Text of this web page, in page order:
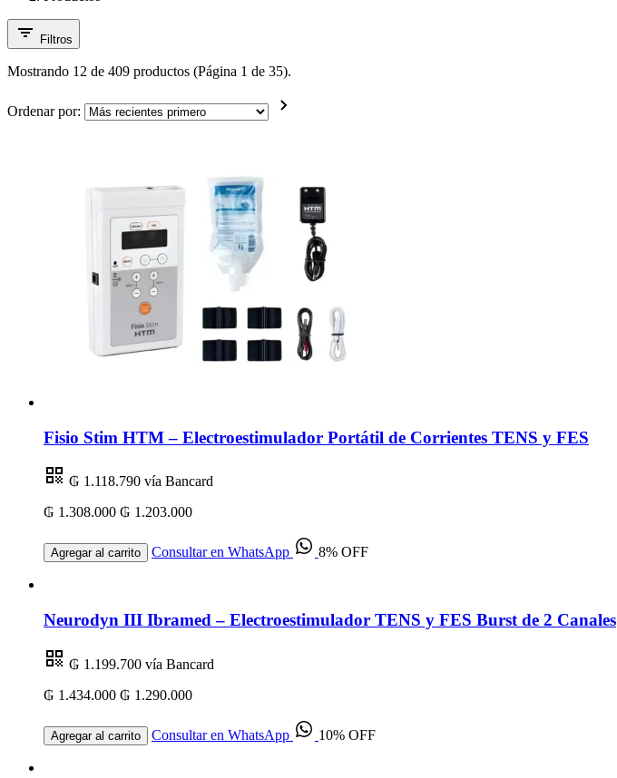
Filtros
Mostrando 12 de 409 productos (Página 1 de 35).
Ordenar por:
Fisio Stim HTM – Electroestimulador Portátil de Corrientes TENS y FES
₲ 1.118.790 vía Bancard
₲ 1.308.000 ₲ 1.203.000
Agregar al carrito Consultar en WhatsApp 8% OFF
Neurodyn III Ibramed – Electroestimulador TENS y FES Burst de 2 Canales
₲ 1.199.700 vía Bancard
₲ 1.434.000 ₲ 1.290.000
Agregar al carrito Consultar en WhatsApp 10% OFF